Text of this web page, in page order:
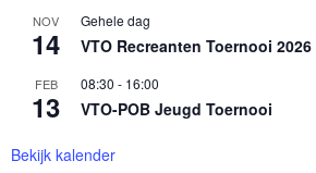
NOV
14
Gehele dag
VTO Recreanten Toernooi 2026
FEB
13
08:30 - 16:00
VTO-POB Jeugd Toernooi
Bekijk kalender